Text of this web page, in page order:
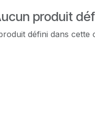
produit
défini dans cette